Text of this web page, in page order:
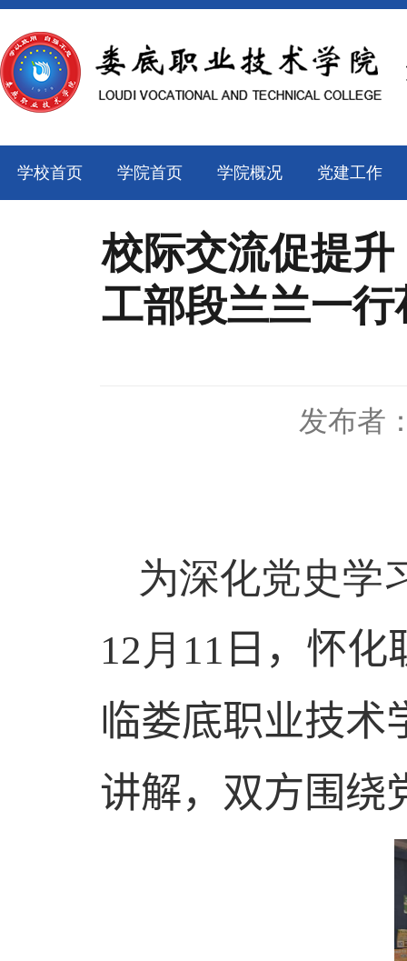
学校首页 学院首页 学院概况 党建工作
校际交流促提
工部段兰兰一
发布者
为深化党史学
12 月 11 日，怀
临娄底职业技术
讲解，双方围绕